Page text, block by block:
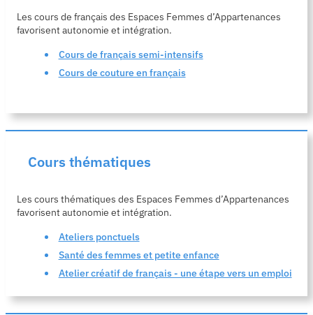
Les cours de français des Espaces Femmes d’Appartenances
favorisent autonomie et intégration.
Cours de français semi-intensifs
Cours de couture en français
Cours thématiques
Les cours thématiques des Espaces Femmes d’Appartenances
favorisent autonomie et intégration.
Ateliers ponctuels
Santé des femmes et petite enfance
Atelier créatif de français - une étape vers un emploi